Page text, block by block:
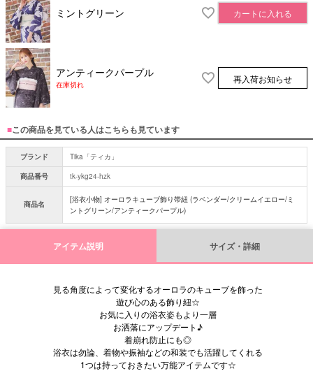
ミントグリーン カートに入れる
アンティークパープル
在庫切れ
再入荷お知らせ
■この商品を見ている人はこちらも見ています
ブランド
Tika「ティカ」
商品番号
tk-ykg24-hzk
商品名
[浴衣小物] オーロラキューブ飾り帯紐 (ラベンダー/クリームイエロー/ミ
ントグリーン/アンティークパープル)
アイテム説明 サイズ・詳細
見る角度によって変化するオーロラのキューブを飾った
遊び心のある飾り紐☆
お気に入りの浴衣姿もより一層
お洒落にアップデート♪
着崩れ防止にも◎
浴衣は勿論、着物や振袖などの和装でも活躍してくれる
1つは持っておきたい万能アイテムです☆